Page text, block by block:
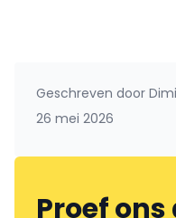
Geschreven door
26 mei 2026
Proef ons